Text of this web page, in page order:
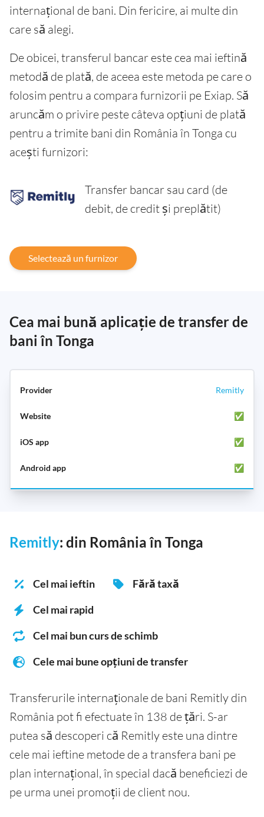
internațional de bani. Din fericire, ai multe din
care să alegi.
De obicei, transferul bancar este cea mai ieftină
metodă de plată, de aceea este metoda pe care o
folosim pentru a compara furnizorii pe Exiap. Să
aruncăm o privire peste câteva opțiuni de plată
pentru a trimite bani din România în Tonga cu
acești furnizori:
Transfer bancar sau card (de
debit, de credit și preplătit)
Selectează un furnizor
Cea mai bună aplicație de transfer de
bani în Tonga
Remitly
✅
✅
✅
Remitly: din România în Tonga
Cel mai ieftin
Fără taxă
Cel mai rapid
Cel mai bun curs de schimb
Cele mai bune opțiuni de transfer
Transferurile internaționale de bani Remitly din
România pot fi efectuate în 138 de țări. S-ar
putea să descoperi că Remitly este una dintre
cele mai ieftine metode de a transfera bani pe
plan internațional, în special dacă beneficiezi de
pe urma unei promoții de client nou.